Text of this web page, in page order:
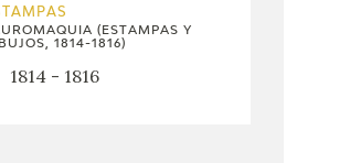
(ESTAMPAS Y
1814-1816)
1814 - 1816